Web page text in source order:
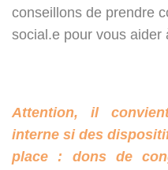
conseillons de prendre
social.e pour vous aider
Attention, il
interne si des
place : dons de